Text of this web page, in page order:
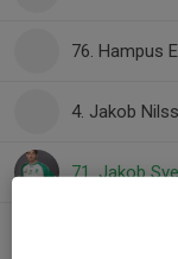
76. Hampus
4. Jakob
71. Jakob